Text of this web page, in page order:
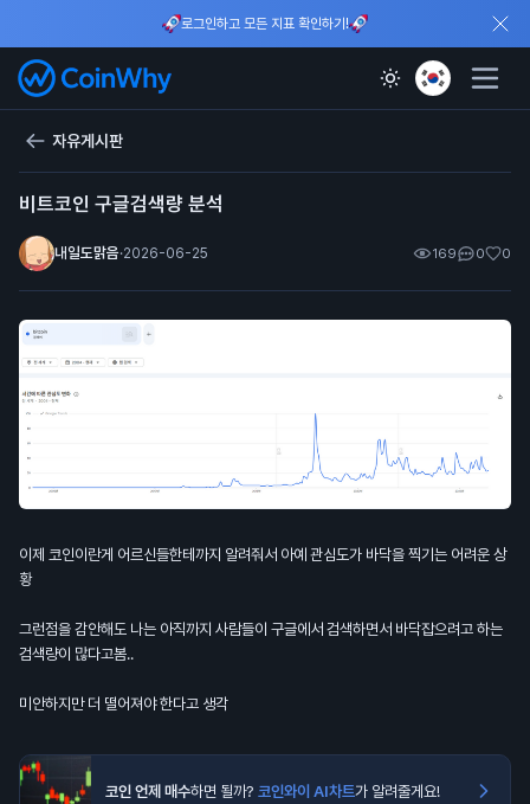
로그인하고 모든 지표 확인하기!
자유게시판
비트코인 구글검색량 분석
내일도맑음·2026-06-25 169 0 0
이제 코인이란게 어르신들한테까지 알려줘서 아예 관심도가 바닥을 찍기는 어려운 상
황
그런점을 감안해도 나는 아직까지 사람들이 구글에서 검색하면서 바닥잡으려고 하는
검색량이 많다고봄..
미안하지만 더 떨어져야 한다고 생각
코인 언제 매수하면 될까? 코인와이 AI차트가 알려줄게요!